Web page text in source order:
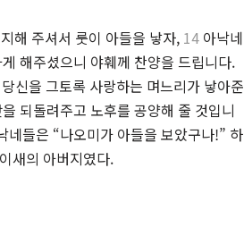
해 주셔서 룻이 아들을 낳자, 14 아낙네
해주셨으니 야훼께 찬양을 드립니다.
당신을 그토록 사랑하는 며느리가 낳아준
되돌려주고 노후를 공양해 줄 것입니
네들은 “나오미가 아들을 보았구나!” 하
새의 아버지였다.